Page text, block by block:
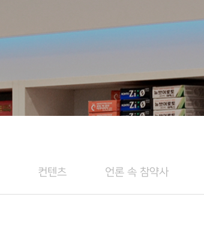
컨텐츠 언론 속 참약사